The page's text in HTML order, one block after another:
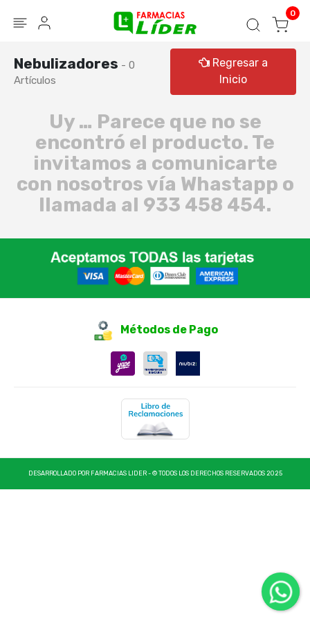
Seguir mi pedido 0
Nebulizadores - 0
Artículos
Regresar a
Inicio
Uy … Parece que no se
encontró el producto. Te
invitamos a comunicarte
con nosotros vía Whastapp o
llamada al 933 458 454.
Métodos de Pago
DESARROLLADO POR FARMACIAS LIDER - © TODOS LOS DERECHOS RESERVADOS 2025